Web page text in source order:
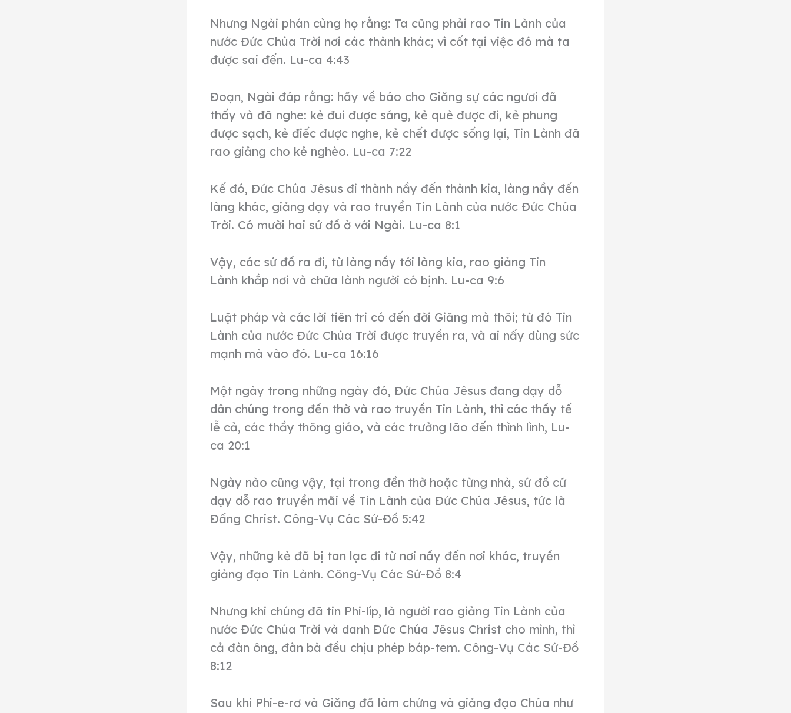
Nhưng Ngài phán cùng họ rằng: Ta cũng phải rao Tin Lành của
nước Đức Chúa Trời nơi các thành khác; vì cốt tại việc đó mà ta
được sai đến. Lu-ca 4:43
Đoạn, Ngài đáp rằng: hãy về báo cho Giăng sự các ngươi đã
thấy và đã nghe: kẻ đui được sáng, kẻ què được đi, kẻ phung
được sạch, kẻ điếc được nghe, kẻ chết được sống lại, Tin Lành đã
rao giảng cho kẻ nghèo. Lu-ca 7:22
Kế đó, Đức Chúa Jêsus đi thành nầy đến thành kia, làng nầy đến
làng khác, giảng dạy và rao truyền Tin Lành của nước Đức Chúa
Trời. Có mười hai sứ đồ ở với Ngài. Lu-ca 8:1
Vậy, các sứ đồ ra đi, từ làng nầy tới làng kia, rao giảng Tin
Lành khắp nơi và chữa lành người có bịnh. Lu-ca 9:6
Luật pháp và các lời tiên tri có đến đời Giăng mà thôi; từ đó Tin
Lành của nước Đức Chúa Trời được truyền ra, và ai nấy dùng sức
mạnh mà vào đó. Lu-ca 16:16
Một ngày trong những ngày đó, Đức Chúa Jêsus đang dạy dỗ
dân chúng trong đền thờ và rao truyền Tin Lành, thì các thầy tế
lễ cả, các thầy thông giáo, và các trưởng lão đến thình lình, Lu-
ca 20:1
Ngày nào cũng vậy, tại trong đền thờ hoặc từng nhà, sứ đồ cứ
dạy dỗ rao truyền mãi về Tin Lành của Đức Chúa Jêsus, tức là
Đấng Christ. Công-Vụ Các Sứ-Đồ 5:42
Vậy, những kẻ đã bị tan lạc đi từ nơi nầy đến nơi khác, truyền
giảng đạo Tin Lành. Công-Vụ Các Sứ-Đồ 8:4
Nhưng khi chúng đã tin Phi-líp, là người rao giảng Tin Lành của
nước Đức Chúa Trời và danh Đức Chúa Jêsus Christ cho mình, thì
cả đàn ông, đàn bà đều chịu phép báp-tem. Công-Vụ Các Sứ-Đồ
8:12
Sau khi Phi-e-rơ và Giăng đã làm chứng và giảng đạo Chúa như